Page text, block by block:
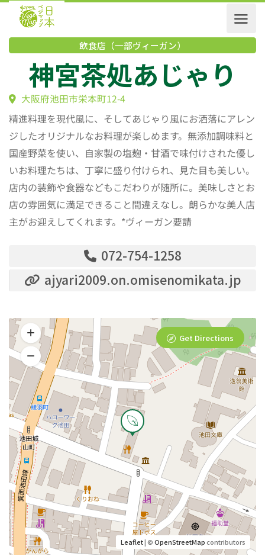
飲食店（一部ヴィーガン）
神宮茶処あじゃり
大阪府池田市栄本町12-4
精進料理を現代風に、そしてあじゃり風にお洒落にアレン
ジしたオリジナルなお料理が楽しめます。無添加調味料と
国産野菜を使い、自家製の塩麹・甘酒で味付けされた優し
いお料理たちは、丁寧に盛り付けられ、見た目も美しい。
店内の装飾や食器などもこだわりが随所に。美味しさとお
店の雰囲気に満足できること間違えなし。朗らかな美人店
主がお迎えしてくれます。*ヴィーガン要請
072-754-1258
ajyari2009.on.omisenomikata.jp
Leaflet| ©OpenStreetMapcontributors
Get Directions